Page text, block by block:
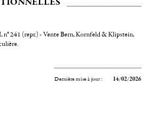
n° 241 (repr.) - Vente Bern, Kornfeld & Klipstein,
Dernière mise à jour : 14/02/2026